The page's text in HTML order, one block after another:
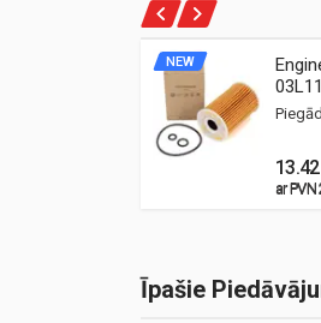
NEW
ar PVN
ar PVN
Īpašie